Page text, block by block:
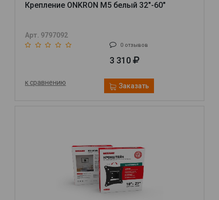
Крепление ONKRON M5 белый 32"-60"
Арт. 9797092
0 отзывов
3 310
к сравнению Заказать